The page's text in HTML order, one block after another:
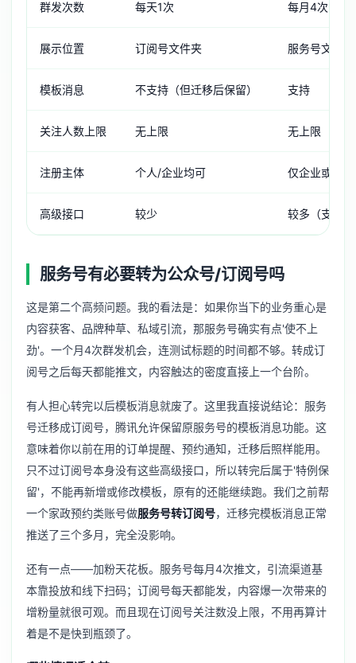
群发次数 每天1次 每月4次
展示位置 订阅号文件夹 服务号文件夹
模板消息 不支持（但迁移后保留） 支持
关注人数上限 无上限 无上限
注册主体 个人/企业均可 仅企业或组织
高级接口 较少 较多（支付
服务号有必要转为公众号/订阅号吗
这是第二个高频问题。我的看法是：如果你当下的业务重心是
内容获客、品牌种草、私域引流，那服务号确实有点'使不上
劲'。一个月4次群发机会，连测试标题的时间都不够。转成订
阅号之后每天都能推文，内容触达的密度直接上一个台阶。
有人担心转完以后模板消息就废了。这里我直接说结论：服务
号迁移成订阅号，腾讯允许保留原服务号的模板消息功能。这
意味着你以前在用的订单提醒、预约通知，迁移后照样能用。
只不过订阅号本身没有这些高级接口，所以转完后属于'特例保
留'，不能再新增或修改模板，原有的还能继续跑。我们之前帮
一个家政预约类账号做服务号转订阅号，迁移完模板消息正常
推送了三个多月，完全没影响。
还有一点——加粉天花板。服务号每月4次推文，引流渠道基
本靠投放和线下扫码；订阅号每天都能发，内容爆一次带来的
增粉量就很可观。而且现在订阅号关注数没上限，不用再算计
着是不是快到瓶颈了。